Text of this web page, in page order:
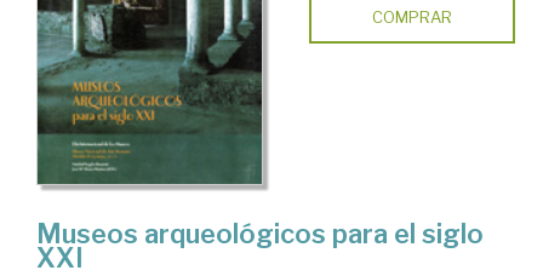
COMPRAR
Museos arqueológicos para el siglo
XXI